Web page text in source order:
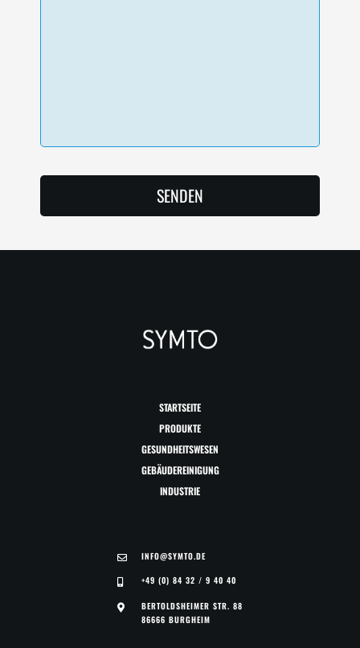
STARTSEITE
PRODUKTE
GESUNDHEITSWESEN
GEBÄUDEREINIGUNG
INDUSTRIE
INFO@SYMTO.DE
+49 (0) 84 32 / 9 40 40
BERTOLDSHEIMER STR. 88
86666 BURGHEIM